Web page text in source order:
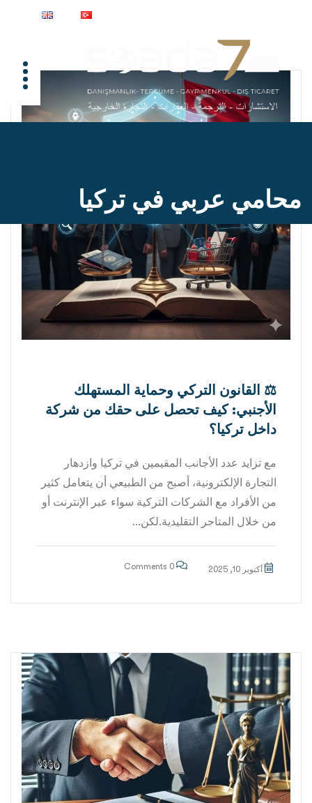
محامي عربي في تركيا
⚖️ القانون التركي وحماية المستهلك
الأجنبي: كيف تحصل على حقك من شركة
داخل تركيا؟
مع تزايد عدد الأجانب المقيمين في تركيا وازدهار
التجارة الإلكترونية، أصبح من الطبيعي أن يتعامل كثير
من الأفراد مع الشركات التركية سواء عبر الإنترنت أو
من خلال المتاجر التقليدية.لكن...
أكتوبر 10, 2025